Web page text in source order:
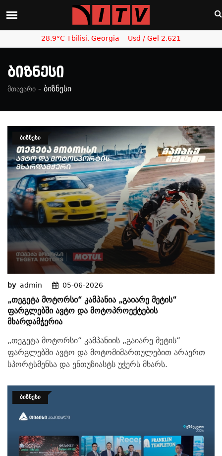
28.9°C Tbilisi, Georgia Usd / Gel 2.621
Ბიზნესი
მთავარი - ბიზნესი
ᲑᲘᲖᲜᲔᲡᲘ
by admin 05-06-2026
„თეგეტა Მოტორსი“ Კამპანია „გაიარე Მეტის“
Ფარგლებში Ავტო Და Მოტოპროექტების
Მხარდამჭერია
„თეგეტა მოტორსი“ კამპანიის „გაიარე მეტის“
ფარგლებში ავტო და მოტომიმართულებით არაერთ
სპორტსმენსა და ენთუზიასტს უჭერს მხარს.
ᲑᲘᲖᲜᲔᲡᲘ